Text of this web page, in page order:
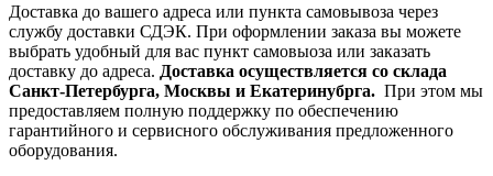
Доставка до вашего адреса или пункта самовывоза через
службу доставки СДЭК. При оформлении заказа вы можете
выбрать удобный для вас пункт самовыоза или заказать
доставку до адреса. Доставка осуществляется со склада
Санкт-Петербурга, Москвы и Екатеринубрга. При этом мы
предоставляем полную поддержку по обеспечению
гарантийного и сервисного обслуживания предложенного
оборудования.